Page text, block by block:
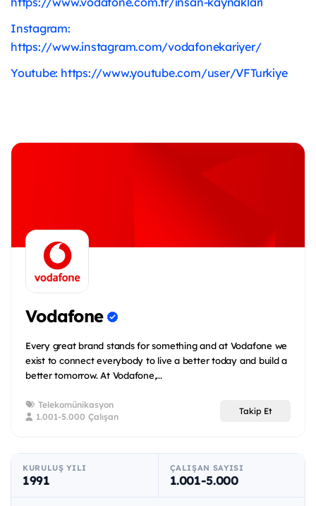
Instagram:
https://www.instagram.com/vodafonekariyer/
Youtube: https://www.youtube.com/user/VFTurkiye
Vodafone
Every great brand stands for something and at Vodafone we
exist to connect everybody to live a better today and build a
better tomorrow. At Vodafone,...
Telekomünikasyon
1.001-5.000 Çalışan
Takip Et
KURULUŞ YILI
1991
ÇALIŞAN SAYISI
1.001-5.000